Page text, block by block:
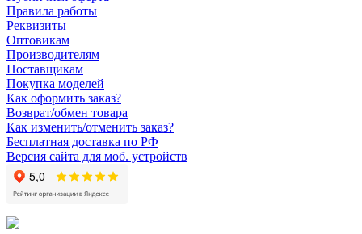
Правила работы
Реквизиты
Оптовикам
Производителям
Поставщикам
Покупка моделей
Как оформить заказ?
Возврат/обмен товара
Как изменить/отменить заказ?
Бесплатная доставка по РФ
Версия сайта для моб. устройств